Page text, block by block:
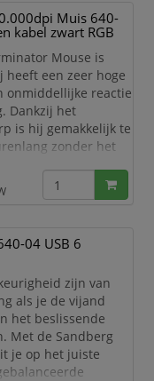
hand tijdens lange
kleuren van de LED-
Muis 640-
kabel zwart RGB
Mouse is
heeft een zeer hoge
onmiddellijke reactie
Dankzij het
is hij gemakkelijk te
zonder het
de meegeleverde
de briljante RGB-
04 USB 6
zijn van
als je de vijand
het beslissende
Met de Sandberg
je op het juiste